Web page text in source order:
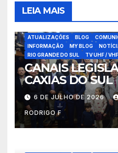
LEIA MAIS
ATUALIZAÇÕES BLOG
INFORMAÇÃO
MY BLOG
RIO GRANDE DO SUL
TV UHF / VHF
CANAIS
CAXIAS DO SUL
6 DE JULHO DE 2026
RODRIGO F